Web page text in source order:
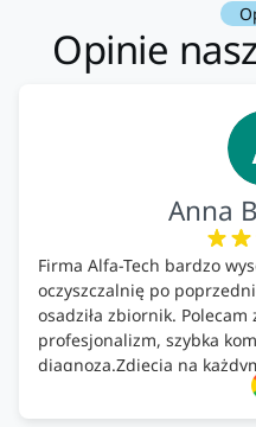
Opinie
Anna
Firma Alfa-Tech bardzo
oczyszczalnię po
osadziła zbiornik. Polecam
profesjonalizm, szybka
diagnoza.Zdjęcia na
doradztwo.Dobrze
Podsumowując ekipa na